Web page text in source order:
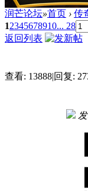
润芒论坛»首页 › 传
12345678910... 28
返回列表
查看: 13888|回复: